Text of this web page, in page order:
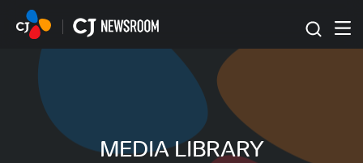
본문 바로가기
MEDIA LIBRARY